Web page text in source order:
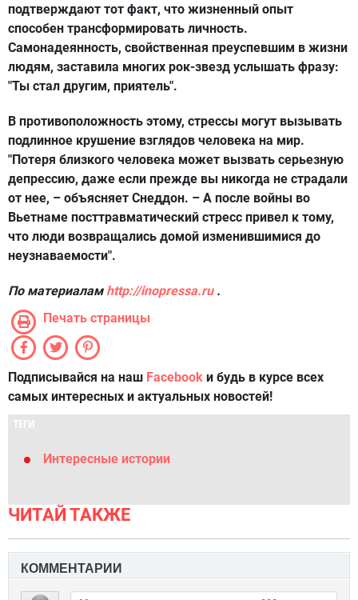
подтверждают тот факт, что жизненный опыт
способен трансформировать личность.
Самонадеянность, свойственная преуспевшим в жизни
людям, заставила многих рок-звезд услышать фразу:
"Ты стал другим, приятель".
В противоположность этому, стрессы могут вызывать
подлинное крушение взглядов человека на мир.
"Потеря близкого человека может вызвать серьезную
депрессию, даже если прежде вы никогда не страдали
от нее, – объясняет Снеддон. – А после войны во
Вьетнаме посттравматический стресс привел к тому,
что люди возвращались домой изменившимися до
неузнаваемости".
По материалам http://inopressa.ru.
Печать страницы
Подписывайся на наш Facebook и будь в курсе всех
самых интересных и актуальных новостей!
ТЕГИ
Интересные истории
ЧИТАЙ ТАКЖЕ
КОММЕНТАРИИ